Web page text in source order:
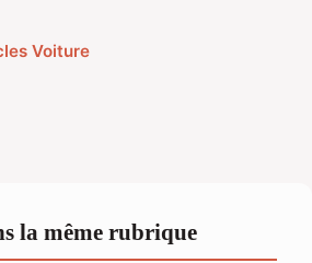
Voiture
la même rubrique